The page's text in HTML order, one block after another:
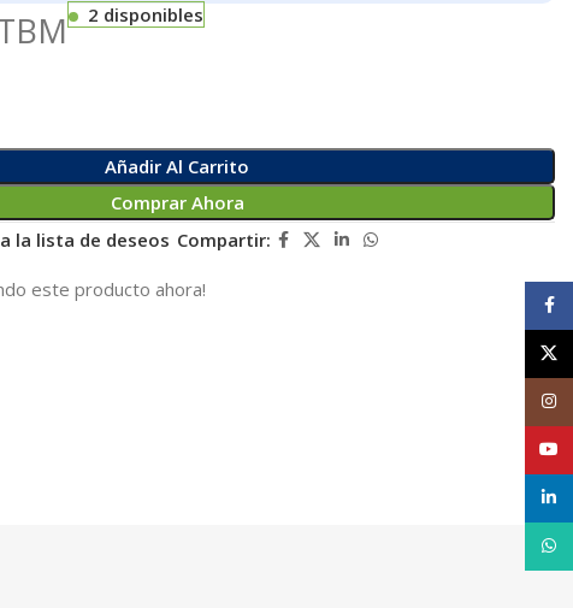
2 disponibles
Añadir Al Carrito
Comprar Ahora
la lista de deseos Compartir:
este producto ahora!